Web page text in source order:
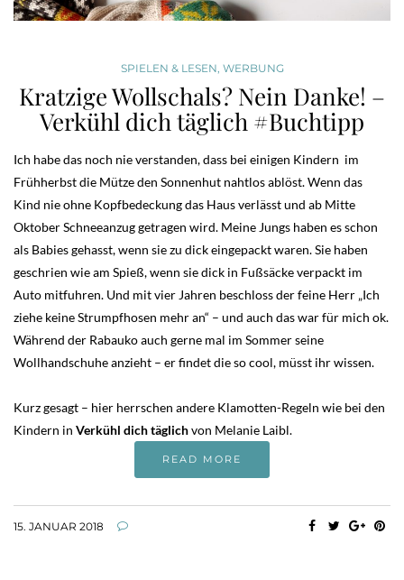
SPIELEN & LESEN, WERBUNG
Kratzige Wollschals? Nein Danke! –
Verkühl dich täglich #Buchtipp
Ich habe das noch nie verstanden, dass bei einigen Kindern im
Frühherbst die Mütze den Sonnenhut nahtlos ablöst. Wenn das
Kind nie ohne Kopfbedeckung das Haus verlässt und ab Mitte
Oktober Schneeanzug getragen wird. Meine Jungs haben es schon
als Babies gehasst, wenn sie zu dick eingepackt waren. Sie haben
geschrien wie am Spieß, wenn sie dick in Fußsäcke verpackt im
Auto mitfuhren. Und mit vier Jahren beschloss der feine Herr „Ich
ziehe keine Strumpfhosen mehr an“ – und auch das war für mich ok.
Während der Rabauko auch gerne mal im Sommer seine
Wollhandschuhe anzieht – er findet die so cool, müsst ihr wissen.
Kurz gesagt – hier herrschen andere Klamotten-Regeln wie bei den
Kindern in Verkühl dich täglichvon Melanie Laibl.
READ MORE
15. JANUAR 2018